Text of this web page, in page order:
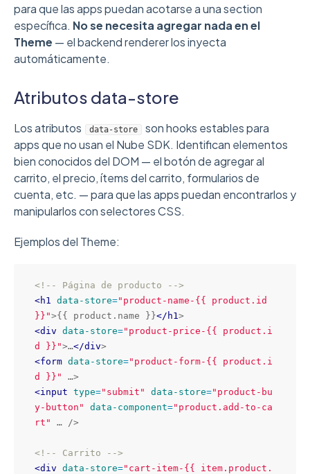
para que las apps puedan acotarse a una section
específica. No se necesita agregar nada en el
Theme — el backend renderer los inyecta
automáticamente.
Atributos data-store
Los atributos data-store
son hooks estables para
apps que no usan el Nube SDK. Identifican elementos
bien conocidos del DOM — el botón de agregar al
carrito, el precio, ítems del carrito, formularios de
cuenta, etc. — para que las apps puedan encontrarlos y
manipularlos con selectores CSS.
Ejemplos del Theme:
<!-- Página de producto -->
<h1 data-store=" product-name-{{ product.id
}} ">{{ product.name }}</ h1>
<div data-store=" product-price-{{ product.i
d }} ">…</div>
<form data-store=" product-form-{{ product.i
d }} " …>
<input type=" submit " data-store=" product-bu
y-button " data-component=" product.add-to-ca
rt " … />
<!-- Carrito -->
<div data-store=" cart-item-{{ item.product.